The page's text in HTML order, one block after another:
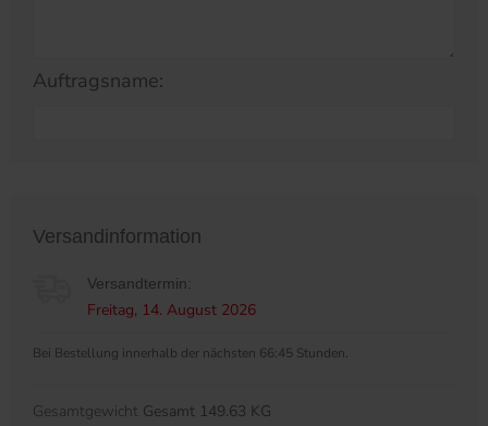
Auftragsname:
Versandinformation
Versandtermin:
Freitag, 14. August 2026
Bei Bestellung innerhalb der nächsten 66:45 Stunden.
Gesamtgewicht Gesamt 149.63 KG